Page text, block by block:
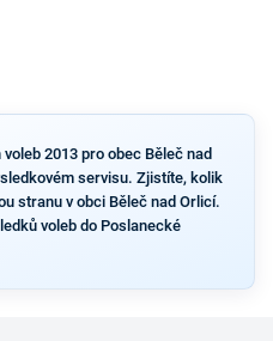
2013 pro obec Běleč nad
servisu. Zjistíte, kolik
stranu v obci Běleč nad Orlicí.
voleb do Poslanecké